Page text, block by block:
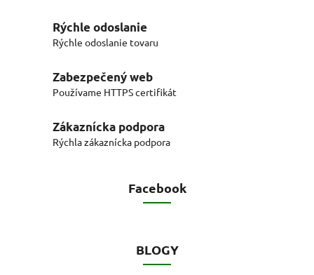
Rýchle odoslanie
Rýchle odoslanie tovaru
Zabezpečený web
Používame HTTPS certifikát
Zákaznícka podpora
Rýchla zákaznícka podpora
Facebook
BLOGY